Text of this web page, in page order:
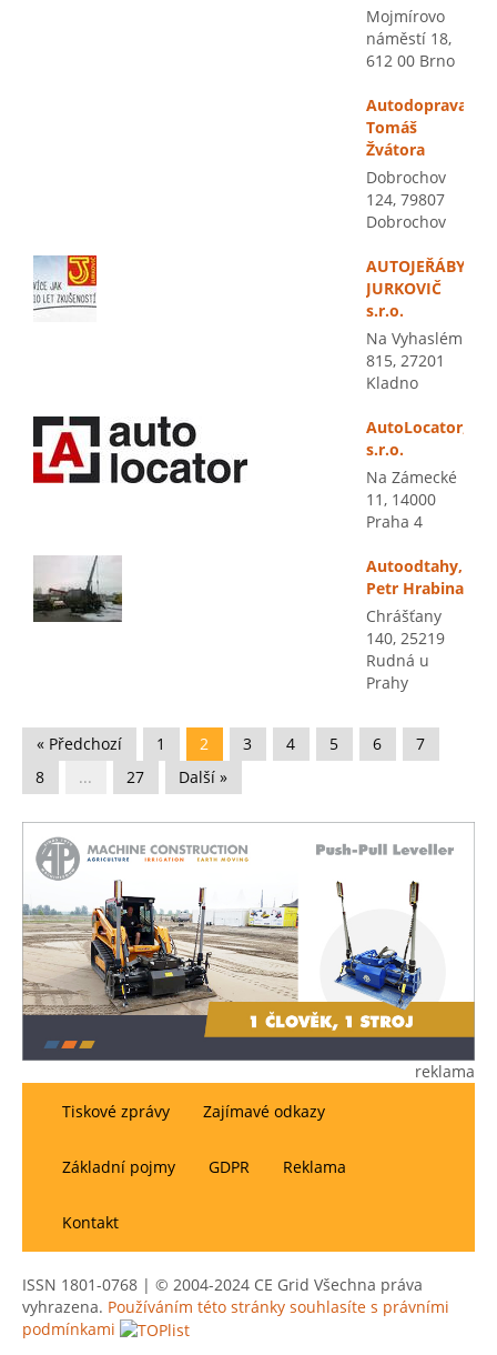
Mojmírovo
náměstí 18,
612 00 Brno
Autodoprava
Tomáš
Žvátora
Dobrochov
124, 79807
Dobrochov
AUTOJEŘÁBY
JURKOVIČ
s.r.o.
Na Vyhaslém
815, 27201
Kladno
AutoLocator,
s.r.o.
Na Zámecké
11, 14000
Praha 4
Autoodtahy,
Petr Hrabina
Chrášťany
140, 25219
Rudná u
Prahy
« Předchozí 1 2 3 4 5 6
7
8
... 27 Další »
reklama
Tiskové zprávy
Zajímavé odkazy
Základní pojmy GDPR Reklama
Kontakt
ISSN 1801-0768 | © 2004-2024 CE Grid Všechna práva
vyhrazena. Používáním této stránky souhlasíte s právními
podmínkami